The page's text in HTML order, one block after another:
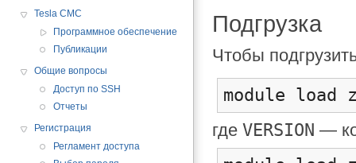
Tesla CMC
Программное обеспечение
Публикации
Общие вопросы
Доступ по SSH
Отчеты
Регистрация
Регламент доступа
Подгрузка
Чтобы
module load
где VERSION —